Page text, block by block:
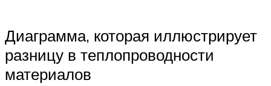
Диаграмма, которая иллюстрирует
разницу в теплопроводности
материалов